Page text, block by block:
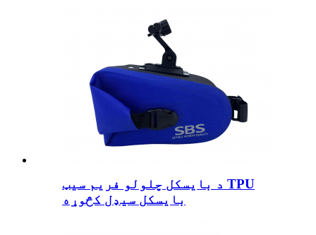
د بایسکل چلولو فریم سیټ TPU
بایسکل سیډل کڅوړه